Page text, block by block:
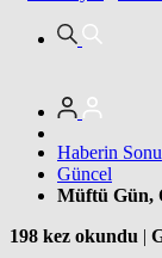
Haberin Sonu
Güncel
Müftü Gün,
198 kez okundu |